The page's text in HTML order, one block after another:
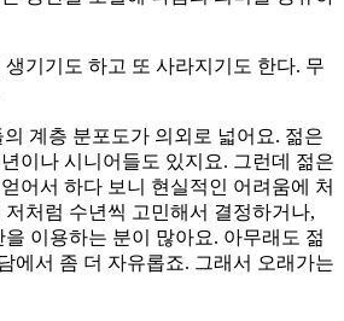
기기도 하고 또 사라지기도 한다. 무
계층 분포도가 의외로 넓어요. 젊은
이나 시니어들도 있지요. 그런데 젊은
어서 하다 보니 현실적인 어려움에 처
처럼 수년씩 고민해서 결정하거나,
이용하는 분이 많아요. 아무래도 젊
에서 좀 더 자유롭죠. 그래서 오래가는